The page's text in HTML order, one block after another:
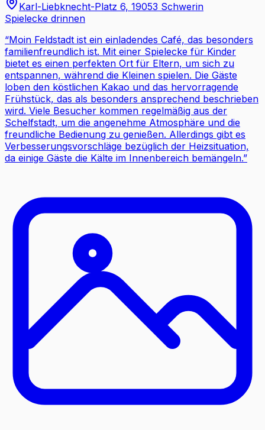
Karl-Liebknecht-Platz 6, 19053 Schwerin
Spielecke drinnen
“Moin Feldstadt ist ein einladendes Café, das besonders
familienfreundlich ist. Mit einer Spielecke für Kinder
bietet es einen perfekten Ort für Eltern, um sich zu
entspannen, während die Kleinen spielen. Die Gäste
loben den köstlichen Kakao und das hervorragende
Frühstück, das als besonders ansprechend beschrieben
wird. Viele Besucher kommen regelmäßig aus der
Schelfstadt, um die angenehme Atmosphäre und die
freundliche Bedienung zu genießen. Allerdings gibt es
Verbesserungsvorschläge bezüglich der Heizsituation,
da einige Gäste die Kälte im Innenbereich bemängeln.”